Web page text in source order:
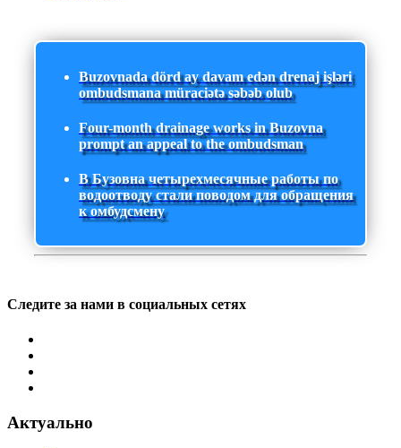
Buzovnada dörd ay davam edən drenaj işləri
ombudsmana müraciətə səbəb olub
Four-month drainage works in Buzovna
prompt an appeal to the ombudsman
В Бузовна четырехмесячные работы по
водоотводу стали поводом для обращения
к омбудсмену
Следите за нами в социальных сетях
Актуально